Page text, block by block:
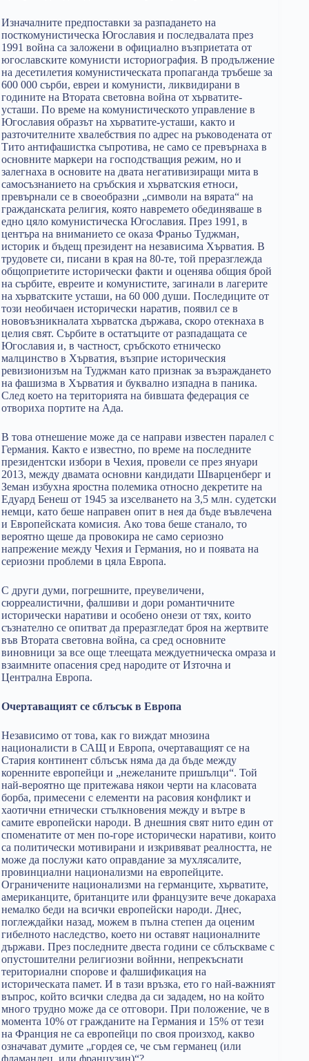
Изначалните предпоставки за разпадането на
посткомунистическа Югославия и последвалата през
1991 война са заложени в официално възприетата от
югославските комунисти историография. В продължение
на десетилетия комунистическата пропаганда тръбеше за
600 000 сърби, евреи и комунисти, ликвидирани в
годините на Втората световна война от хърватите-
усташи. По време на комунистическото управление в
Югославия образът на хърватите-усташи, както и
разточителните хвалебствия по адрес на ръководената от
Тито антифашистка съпротива, не само се превърнаха в
основните маркери на господстващия режим, но и
залегнаха в основите на двата негативизиращи мита в
самосъзнанието на сръбския и хърватския етноси,
превърнали се в своеобразни „символи на вярата“ на
гражданската религия, която навремето обединяваше в
едно цяло комунистическа Югославия. През 1991, в
центъра на вниманието се оказа Франьо Туджман,
историк и бъдещ президент на независима Хърватия. В
трудовете си, писани в края на 80-те, той преразглежда
общоприетите исторически факти и оценява общия брой
на сърбите, евреите и комунистите, загинали в лагерите
на хърватските усташи, на 60 000 души. Последиците от
този необичаен исторически наратив, появил се в
нововъзникналата хърватска държава, скоро отекнаха в
целия свят. Сърбите в остатъците от разпадащата се
Югославия и, в частност, сръбското етническо
малцинство в Хърватия, възприе историческия
ревизионизъм на Туджман като признак за възраждането
на фашизма в Хърватия и буквално изпадна в паника.
След което на територията на бившата федерация се
отвориха портите на Ада.
В това отнешение може да се направи известен паралел с
Германия. Както е известно, по време на последните
президентски избори в Чехия, провели се през януари
2013, между двамата основни кандидати Шварценберг и
Земан избухна яростна полемика относно декретите на
Едуард Бенеш от 1945 за изселването на 3,5 млн. судетски
немци, като беше направен опит в нея да бъде въвлечена
и Европейската комисия. Ако това беше станало, то
вероятно щеше да провокира не само сериозно
напрежение между Чехия и Германия, но и появата на
сериозни проблеми в цяла Европа.
С други думи, погрешните, преувеличени,
сюрреалистични, фалшиви и дори романтичните
исторически наративи и особено онези от тях, които
съзнателно се опитват да преразгледат броя на жертвите
във Втората световна война, са сред основните
виновници за все още тлеещата междуетническа омраза и
взаимните опасения сред народите от Източна и
Централна Европа.
Очертаващият се сблъсък в Европа
Независимо от това, как го виждат мнозина
националисти в САЩ и Европа, очертаващият се на
Стария континент сблъсък няма да да бъде между
коренните европейци и „нежеланите пришълци“. Той
най-вероятно ще притежава някои черти на класовата
борба, примесени с елементи на расовия конфликт и
хаотични етнически стълкновения между и вътре в
самите европейски народи. В днешния свят нито един от
споменатите от мен по-горе исторически наративи, които
са политически мотивирани и изкривяват реалността, не
може да послужи като оправдание за мухлясалите,
провинциални национализми на европейците.
Ограничените национализми на германците, хърватите,
американците, британците или французите вече докараха
немалко беди на всички европейски народи. Днес,
поглеждайки назад, можем в пълна степен да оценим
гибелното наследство, което ни оставят националните
държави. През последните двеста години се сблъскваме с
опустошителни религиозни войнни, непрекъснати
териториални спорове и фалшификация на
историческата памет. И в тази връзка, ето го най-важният
въпрос, който всички следва да си зададем, но на който
много трудно може да се отговори. При положение, че в
момента 10% от гражданите на Германия и 15% от тези
на Франция не са европейци по своя произход, какво
означават думите „гордея се, че съм германец (или
фламандец, или французин)“?